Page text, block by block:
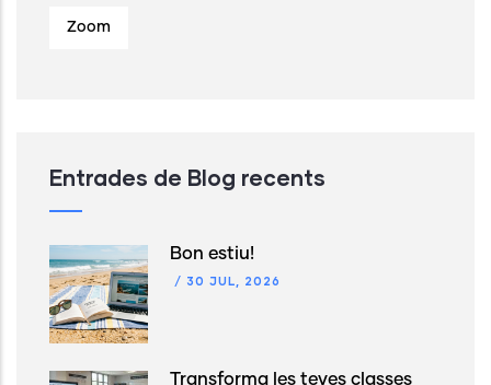
Zoom
Entrades de Blog recents
Bon estiu!
/ 30 JUL, 2026
Transforma les teves classes